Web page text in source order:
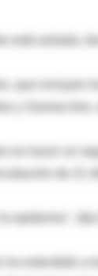
está aislada,
que incluyen
y Guinea tres,
es hacer un
de 21
extendido a